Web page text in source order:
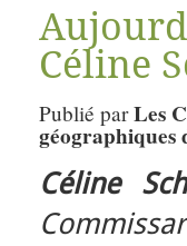
Céline
Publié parLes
géographiques
Céline